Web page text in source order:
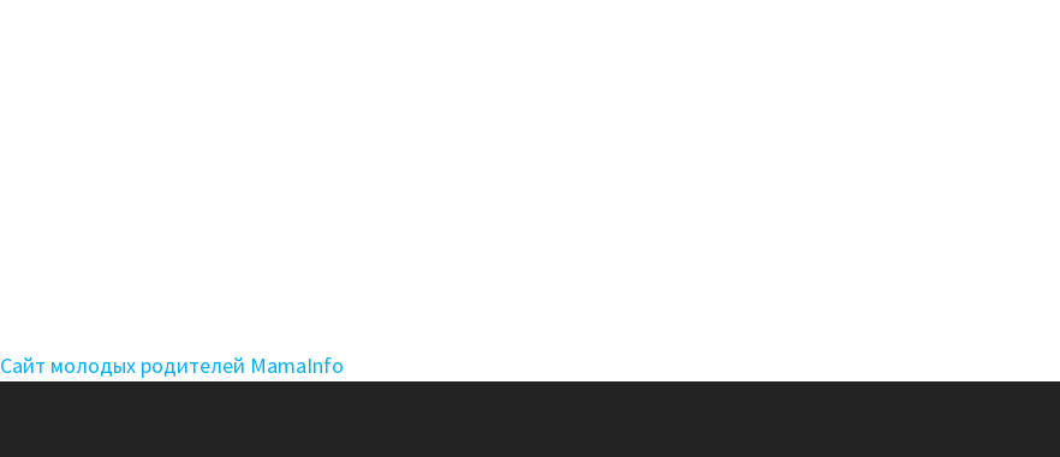
Сайт молодых родителей MamaInfo